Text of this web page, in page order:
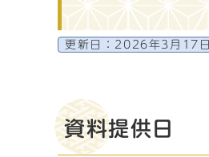
更新日： 2026年3月17日
資料提供日